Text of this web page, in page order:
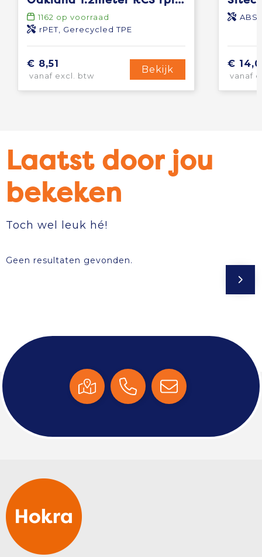
1162 op voorraad
rPET, Gerecycled TPE
€ 8,51
vanaf excl. btw
Bekijk
ABS
€
vanaf
Laatst door jou
bekeken
Toch wel leuk hé!
Geen resultaten gevonden.